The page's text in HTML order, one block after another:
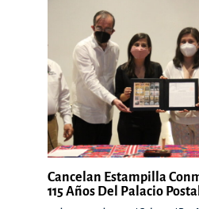
Cancelan Estampilla
115 Años Del Palacio